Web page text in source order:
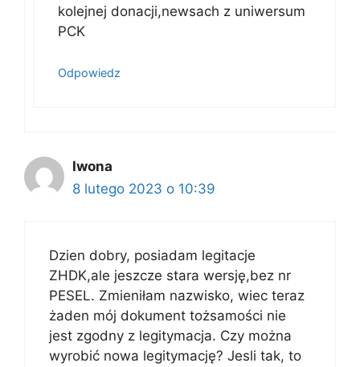
kolejnej donacji,newsach z uniwersum
PCK
Odpowiedz
Iwona
8 lutego 2023 o 10:39
Dzien dobry, posiadam legitacje
ZHDK,ale jeszcze stara wersję,bez nr
PESEL. Zmieniłam nazwisko, wiec teraz
żaden mój dokument tożsamości nie
jest zgodny z legitymacja. Czy można
wyrobić nowa legitymację? Jesli tak, to